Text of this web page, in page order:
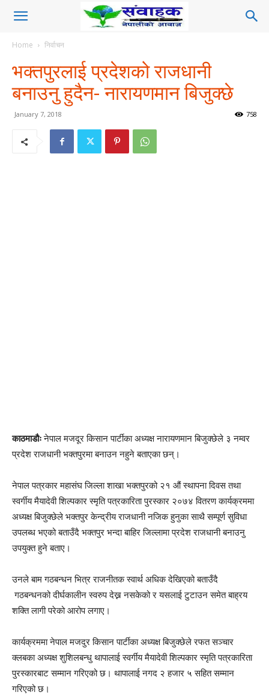
Home निर्वाचन
भक्तपुरलाई प्रदेशको राजधानी
बनाउनु हुदैन- नारायणमान बिजुक्छे
January 7, 2018 758
काठमाडौःनेपाल मजदूर किसान पार्टीका अध्यक्ष नारायणमान बिजुक्छेले ३ नम्वर
प्रदेश राजधानी भक्तपुरमा बनाउन नहुने बताएका छन्।
नेपाल पत्रकार महासंघ जिल्ला शाखा भक्तपुरको २१ औं स्थापना दिवस तथा
स्वर्गीय मैयादेवी शिल्पकार स्मृति पत्रकारिता पुरस्कार २०७४ वितरण कार्यक्रममा
अध्यक्ष बिजुक्छेले भक्तपुर केन्द्रीय राजधानी नजिक हुनुका साथै सम्पूर्ण सुविधा
उपलब्ध भएको बताउँदै भक्तपुर भन्दा बाहिर जिल्लामा प्रदेश राजधानी बनाउनु
उपयुक्त हुने बताए।
उनले बाम गठबन्धन भित्र राजनीतक स्वार्थ अधिक देखिएको बताउँदै
गठबन्धनको दीर्घकालीन स्वरुप देख्न नसकेको र यसलाई टुटाउन समेत बाह्रय
शक्ति लागी परेको आरोप लगाए।
कार्यक्रममा नेपाल मजदुर किसान पार्टीका अध्यक्ष बिजुक्छेले रफत सञ्चार
क्लबका अध्यक्ष शुशिलबन्धु थापालाई स्वर्गीय मैयादेवी शिल्पकार स्मृति पत्रकारिता
पुरस्कारबाट सम्मान गरिएको छ। थापालाई नगद २ हजार ५ सहित सम्मान
गरिएको छ।